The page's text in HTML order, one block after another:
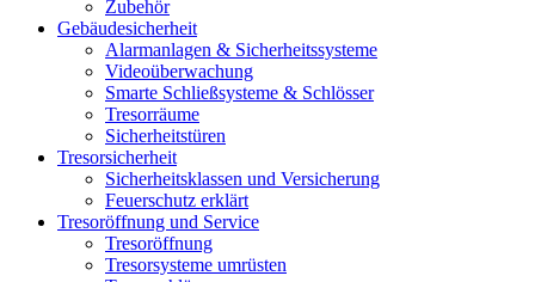
Zubehör
Gebäudesicherheit
Alarmanlagen & Sicherheitssysteme
Videoüberwachung
Smarte Schließsysteme & Schlösser
Tresorräume
Sicherheitstüren
Tresorsicherheit
Sicherheitsklassen und Versicherung
Feuerschutz erklärt
Tresoröffnung und Service
Tresoröffnung
Tresorsysteme umrüsten